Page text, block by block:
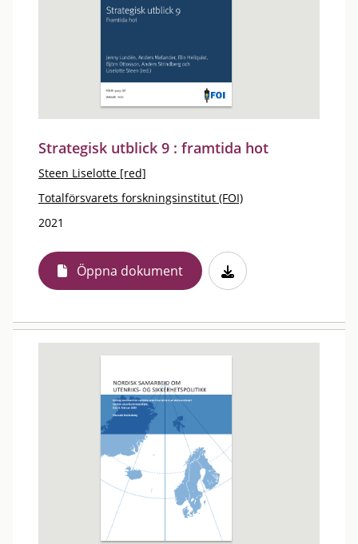
Strategisk utblick 9 : framtida hot
Steen Liselotte [red]
Totalförsvarets forskningsinstitut (FOI)
2021
Öppna dokument